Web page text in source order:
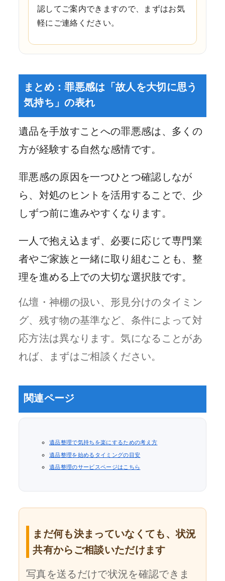
認してご案内できますので、まずはお気
軽にご連絡ください。
まとめ：罪悪感は「故人を大切に思う
気持ち」の表れ
遺品を手放すことへの罪悪感は、多くの
方が経験する自然な感情です。
罪悪感の原因を一つひとつ確認しなが
ら、対処のヒントを活用することで、少
しずつ前に進みやすくなります。
一人で抱え込まず、必要に応じて専門業
者やご家族と一緒に取り組むことも、整
理を進める上での大切な選択肢です。
仏壇・神棚の扱い、形見分けのタイミン
グ、残す物の基準など、条件によって対
応方法は異なります。気になることがあ
れば、まずはご相談ください。
関連ページ
遺品整理で気持ちを楽にするための考え方
遺品整理を始めるタイミングの目安
遺品整理のサービスページはこちら
まだ何も決まっていなくても、状況
共有からご相談いただけます
写真を送るだけで状況を確認できま